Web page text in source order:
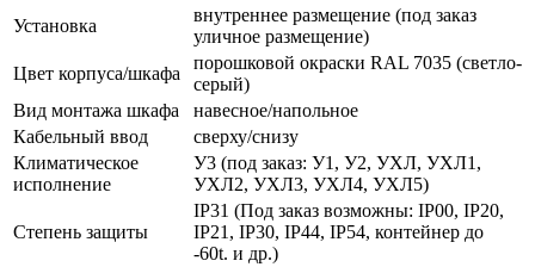
Установка
внутреннее размещение (под заказ
уличное размещение)
Цвет корпуса/шкафа
порошковой окраски RAL 7035 (светло-
серый)
Вид монтажа шкафа
навесное/напольное
Кабельный ввод
сверху/снизу
Климатическое
исполнение
У3 (под заказ: У1, У2, УХЛ, УХЛ1,
УХЛ2, УХЛ3, УХЛ4, УХЛ5)
Степень защиты
IP31 (Под заказ возможны: IP00, IP20,
IP21, IP30, IP44, IP54, контейнер до
-60t. и др.)